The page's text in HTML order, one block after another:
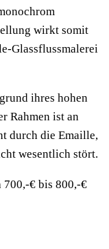
wirkt somit
Glassflussmalerei
ihres hohen
Rahmen ist an
durch die Emaille,
wesentlich stört.
700,-€ bis 800,-€